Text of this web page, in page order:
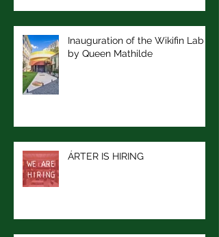
Inauguration of the Wikifin Lab
by Queen Mathilde
ÁRTER IS HIRING